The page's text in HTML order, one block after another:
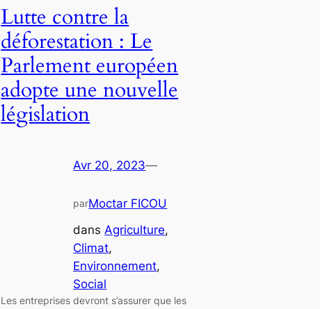
Lutte contre la
déforestation : Le
Parlement européen
adopte une nouvelle
législation
Avr 20, 2023—
parMoctar FICOU
dansAgriculture
Climat
Environnement
Social
Les entreprises devront s’assurer que les